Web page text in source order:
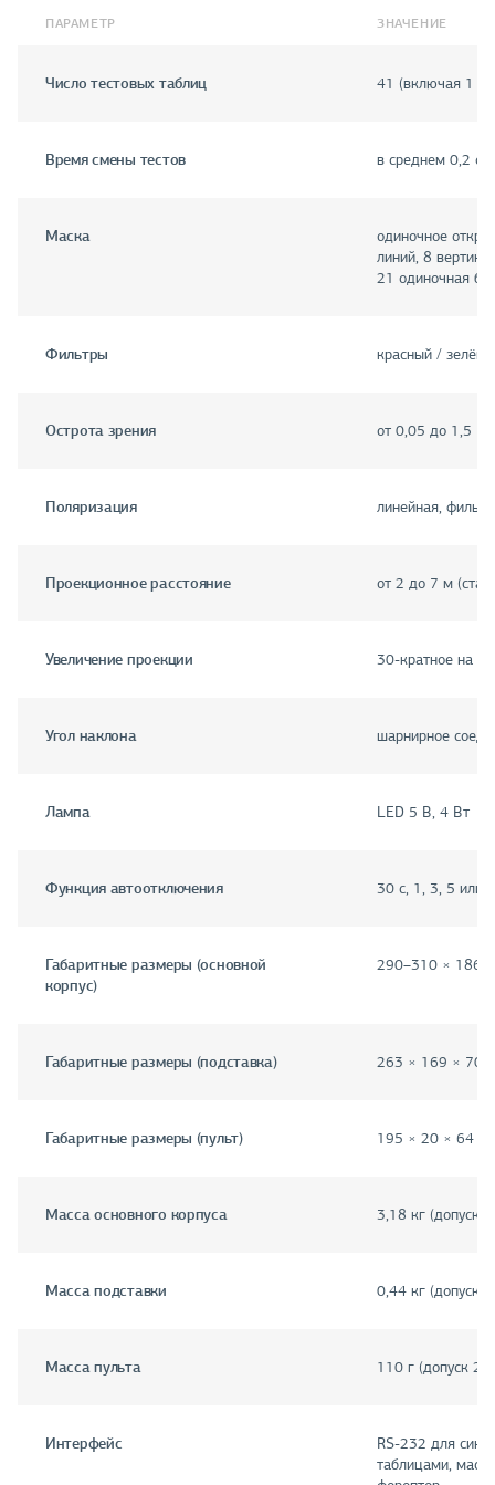
ПАРАМЕТР ЗНАЧЕНИЕ
Число тестовых таблиц 41 (включая 1
Время смены тестов в среднем 0,2 с
Маска
одиночное
линий, 8
21 одиночная
Фильтры красный /
Острота зрения от 0,05 до 1,5
Поляризация линейная,
Проекционное расстояние от 2 до 7 м
Увеличение проекции 30-кратное на
Угол наклона шарнирное
Лампа LED 5 В, 4 Вт
Функция автоотключения 30 с, 1, 3, 5 или
Габаритные размеры (основной
корпус)
290–310 × 186
Габаритные размеры (подставка) 263 × 169 × 70
Габаритные размеры (пульт) 195 × 20 × 64
Масса основного корпуса 3,18 кг (допуск
Масса подставки 0,44 кг (допуск
Масса пульта 110 г (допуск
Интерфейс
RS-232 для
таблицами,